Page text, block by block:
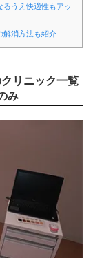
うえ快適性もアッ
解消方法も紹介
リニック一覧
み